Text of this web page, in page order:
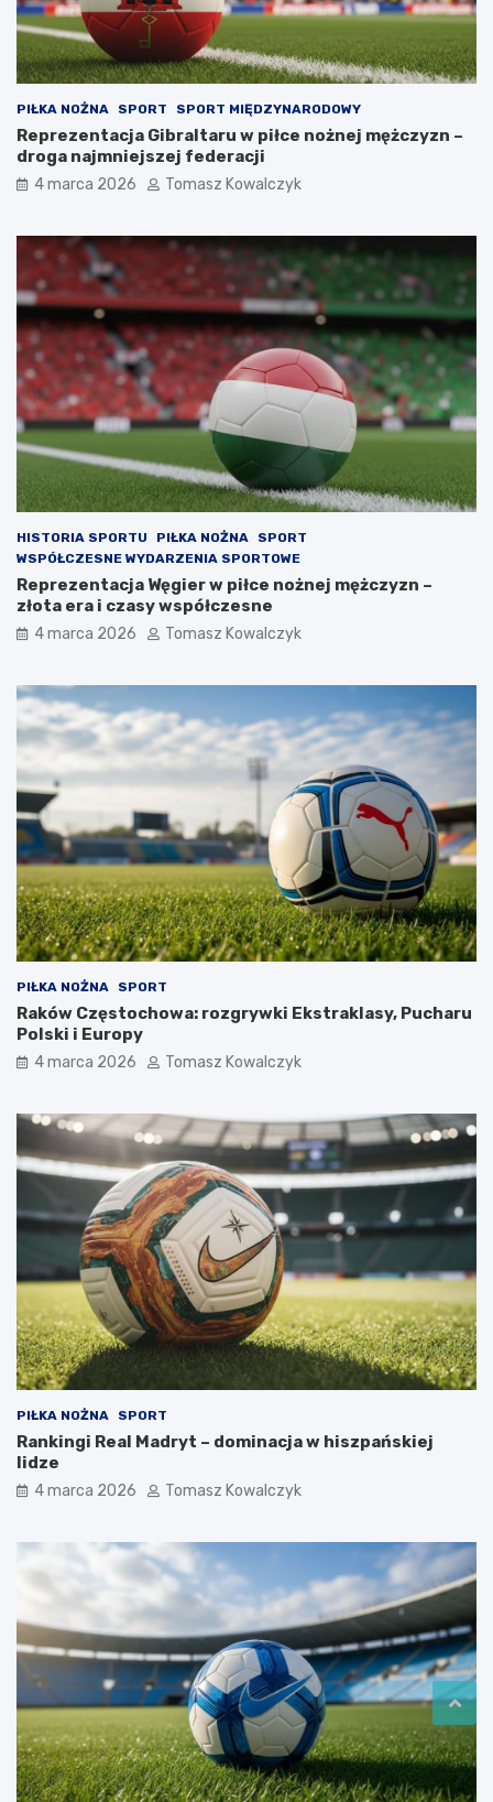
PIŁKA NOŻNA SPORT SPORT MIĘDZYNARODOWY
Reprezentacja Gibraltaru w piłce nożnej mężczyzn –
droga najmniejszej federacji
4 marca 2026 Tomasz Kowalczyk
HISTORIA SPORTU PIŁKA NOŻNA
SPORT
WSPÓŁCZESNE WYDARZENIA SPORTOWE
Reprezentacja Węgier w piłce nożnej mężczyzn –
złota era i czasy współczesne
4 marca 2026 Tomasz Kowalczyk
PIŁKA NOŻNA SPORT
Raków Częstochowa: rozgrywki Ekstraklasy, Pucharu
Polski i Europy
4 marca 2026 Tomasz Kowalczyk
PIŁKA NOŻNA SPORT
Rankingi Real Madryt – dominacja w hiszpańskiej
lidze
4 marca 2026 Tomasz Kowalczyk